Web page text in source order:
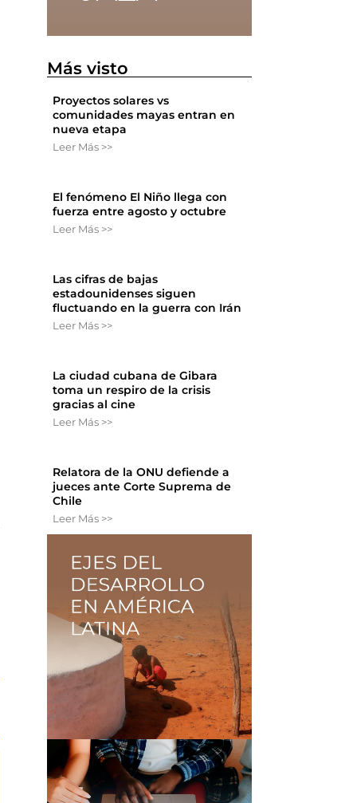
Más visto
Proyectos solares vs
comunidades mayas entran en
nueva etapa
Leer Más >>
El fenómeno El Niño llega con
fuerza entre agosto y octubre
Leer Más >>
Las cifras de bajas
estadounidenses siguen
fluctuando en la guerra con Irán
Leer Más >>
La ciudad cubana de Gibara
toma un respiro de la crisis
gracias al cine
Leer Más >>
Relatora de la ONU defiende a
jueces ante Corte Suprema de
Chile
Leer Más >>